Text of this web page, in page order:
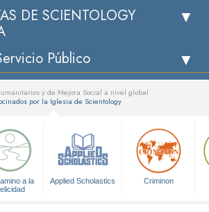
DE SCIENTOLOGY
Público
y de Mejora Social a nivel global
por la Iglesia de Scientology
a la
Applied Scholastics Criminon